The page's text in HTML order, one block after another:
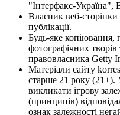
"Інтерфакс-Україна",
Власник веб-сторінки
публікації.
Будь-яке копіювання,
фотографічних творів
правовласника Getty
Матеріали сайту
старше 21 року (21+).
викликати ігрову
(принципів)
ознак залежності